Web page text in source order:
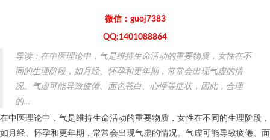
微信：guoj7383
QQ:1401088864
导读：在中医理论中，气是维持生命活动的重要物质，女性在不
同的生理阶段，如月经、怀孕和更年期，常常会出现气虚的情
况。气虚可能导致疲倦、面色苍白、心悸等症状，因此，合理
的...
在中医理论中，气是维持生命活动的重要物质，女性在不同的生理阶段，
如月经、怀孕和更年期，常常会出现气虚的情况。气虚可能导致疲倦、面